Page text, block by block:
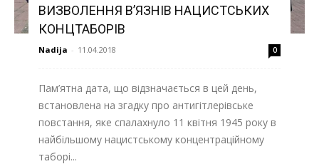
ВИЗВОЛЕННЯ В’ЯЗНІВ НАЦИСТСЬКИХ
КОНЦТАБОРІВ
Nadija - 11.04.2018 0
Пам’ятна дата, що відзначається в цей день,
встановлена на згадку про антигітлерівське
повстання, яке спалахнуло 11 квітня 1945 року в
найбільшому нацистському концентраційному
таборі...